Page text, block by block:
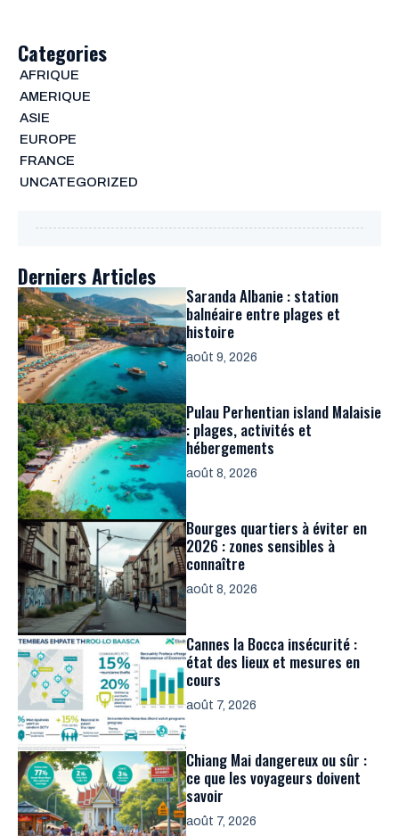
Categories
AFRIQUE
AMERIQUE
ASIE
EUROPE
FRANCE
UNCATEGORIZED
Derniers Articles
Saranda Albanie : station
balnéaire entre plages et
histoire
août 9, 2026
Pulau Perhentian island Malaisie
: plages, activités et
hébergements
août 8, 2026
Bourges quartiers à éviter en
2026 : zones sensibles à
connaître
août 8, 2026
Cannes la Bocca insécurité :
état des lieux et mesures en
cours
août 7, 2026
Chiang Mai dangereux ou sûr :
ce que les voyageurs doivent
savoir
août 7, 2026